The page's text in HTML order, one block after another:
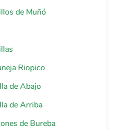
de Muñó
Riopico
de Abajo
de Arriba
de Bureba